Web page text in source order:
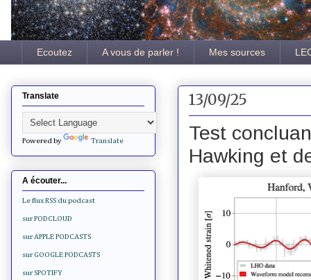
Ecoutez A vous de parler ! Mes sources
13/09/25
Test
Hawking et
Translate
Powered by Translate
A écouter...
Le flux RSS du podcast
sur PODCLOUD
sur APPLE PODCASTS
sur GOOGLE PODCASTS
sur SPOTIFY